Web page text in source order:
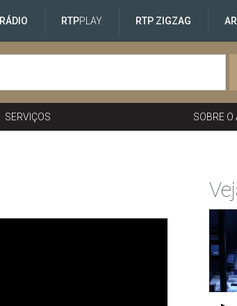
RÁDIO RTPPLAY RTP ZIGZAG
SERVIÇOS SOBRE O